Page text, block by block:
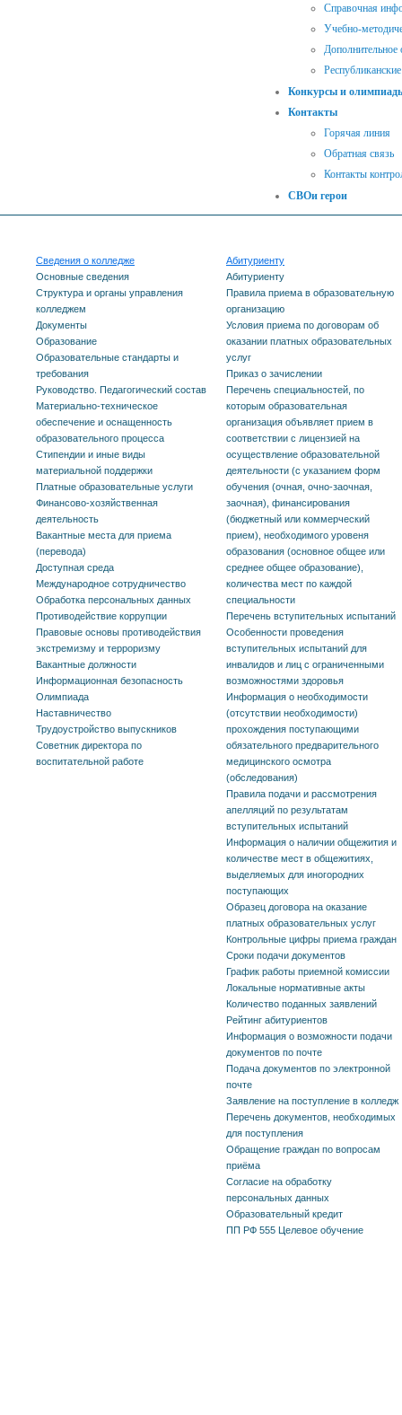
Справочная
Учебно-
Дополнительное
Конкурсы и
Контакты
Горячая линия
Обратная связь
Контакты
СВОи герои
Сведения о колледже
Основные сведения
Структура и органы управления
колледжем
Документы
Образование
Образовательные стандарты и
требования
Руководство. Педагогический состав
Материально-техническое
обеспечение и оснащенность
образовательного процесса
Стипендии и иные виды
материальной поддержки
Платные образовательные услуги
Финансово-хозяйственная
деятельность
Вакантные места для приема
(перевода)
Доступная среда
Международное сотрудничество
Обработка персональных данных
Противодействие коррупции
Правовые основы противодействия
экстремизму и терроризму
Вакантные должности
Информационная безопасность
Олимпиада
Наставничество
Трудоустройство выпускников
Советник директора по
воспитательной работе
Абитуриенту
Абитуриенту
Правила приема в образовательную
организацию
Условия приема по договорам об
оказании платных образовательных
услуг
Приказ о зачислении
Перечень специальностей, по
которым образовательная
организация объявляет прием в
соответствии с лицензией на
осуществление образовательной
деятельности (с указанием форм
обучения (очная, очно-заочная,
заочная), финансирования
(бюджетный или коммерческий
прием), необходимого уровеня
образования (основное общее или
среднее общее образование),
количества мест по каждой
специальности
Перечень вступительных испытаний
Особенности проведения
вступительных испытаний для
инвалидов и лиц с ограниченными
возможностями здоровья
Информация о необходимости
(отсутствии необходимости)
прохождения поступающими
обязательного предварительного
медицинского осмотра
(обследования)
Правила подачи и рассмотрения
апелляций по результатам
вступительных испытаний
Информация о наличии общежития и
количестве мест в общежитиях,
выделяемых для иногородних
поступающих
Образец договора на оказание
платных образовательных услуг
Контрольные цифры приема граждан
Сроки подачи документов
График работы приемной комиссии
Локальные нормативные акты
Количество поданных заявлений
Рейтинг абитуриентов
Информация о возможности подачи
документов по почте
Подача документов по электронной
почте
Заявление на поступление в колледж
Перечень документов, необходимых
для поступления
Обращение граждан по вопросам
приёма
Согласие на обработку
персональных данных
Образовательный кредит
ПП РФ 555 Целевое обучение